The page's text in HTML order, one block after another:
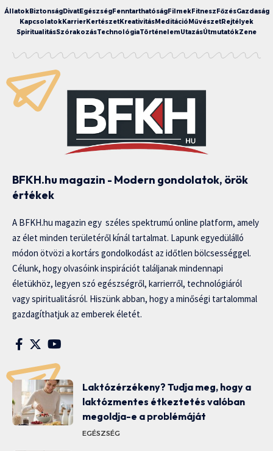
ÁllatokBiztonságDivatEgészségFenntarthatóságFilmekFitneszFőzésGazdaság
KapcsolatokKarrierKertészetKreativitásMeditációMűvészetRejtélyek
SpiritualitásSzórakozásTechnológiaTörténelemUtazásÚtmutatókZene
BFKH.hu magazin - Modern gondolatok, örök
értékek
A BFKH.hu magazin egy széles spektrumú online platform, amely
az élet minden területéről kínál tartalmat. Lapunk egyedülálló
módon ötvözi a kortárs gondolkodást az időtlen bölcsességgel.
Célunk, hogy olvasóink inspirációt találjanak mindennapi
életükhöz, legyen szó egészségről, karrierről, technológiáról
vagy spiritualitásról. Hiszünk abban, hogy a minőségi tartalommal
gazdagíthatjuk az emberek életét.
Laktózérzékeny? Tudja meg, hogy a
laktózmentes étkeztetés valóban
megoldja-e a problémáját
EGÉSZSÉG